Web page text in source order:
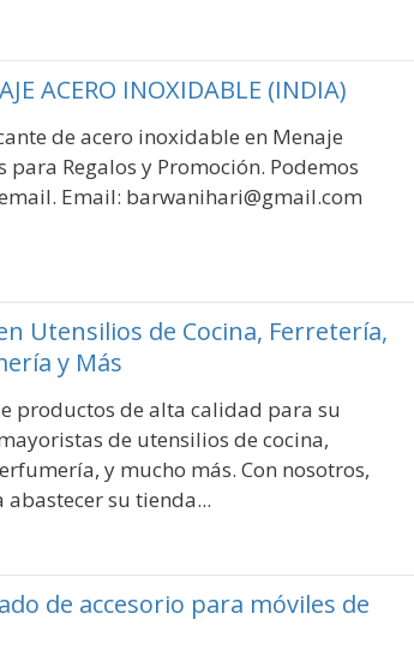
ACERO INOXIDABLE (INDIA)
de acero inoxidable en Menaje
Regalos y Promoción. Podemos
Email: barwanihari@gmail.com
Utensilios de Cocina, Ferretería,
y Más
productos de alta calidad para su
de utensilios de cocina,
y mucho más. Con nosotros,
su tienda...
de accesorio para móviles de